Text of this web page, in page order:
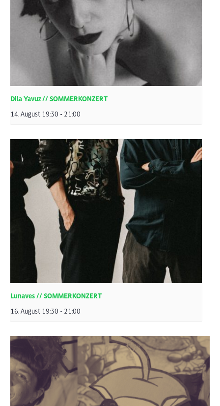
Dila Yavuz // SOMMERKONZERT
14. August 19:30 - 21:00
Lunaves // SOMMERKONZERT
16. August 19:30 - 21:00